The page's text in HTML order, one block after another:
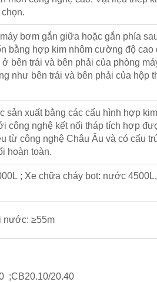
bơm gắn giữa hoặc gắn phía
bằng hợp kim nhôm cường độ cao
bên trái và bên phải của phòng
như bên trái và bên phải của hộp
sản xuất bằng các cấu hình hợp kim
công nghệ kết nối tháp tích hợp
từ công nghệ Châu Âu và có cấu
hoàn toàn.
; Xe chữa cháy bọt: nước
nước: ≥55m
;CB20.10/20.40